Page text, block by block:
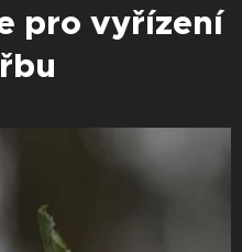
pro vyřízení